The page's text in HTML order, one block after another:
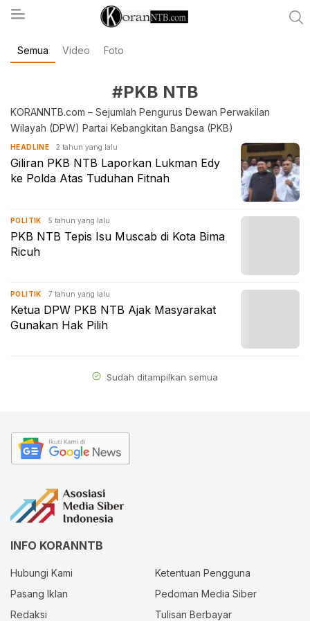
koranntb.com
Semua Video Foto
#PKB NTB
KORANNTB.com – Sejumlah Pengurus Dewan Perwakilan
Wilayah (DPW) Partai Kebangkitan Bangsa (PKB)
HEADLINE 2 tahun yang lalu
Giliran PKB NTB Laporkan Lukman Edy
ke Polda Atas Tuduhan Fitnah
POLITIK 5 tahun yang lalu
PKB NTB Tepis Isu Muscab di Kota Bima
Ricuh
POLITIK 7 tahun yang lalu
Ketua DPW PKB NTB Ajak Masyarakat
Gunakan Hak Pilih
Sudah ditampilkan semua
INFO KORANNTB
Hubungi Kami
Ketentuan Pengguna
Pasang Iklan
Pedoman Media Siber
Redaksi
Tulisan Berbayar